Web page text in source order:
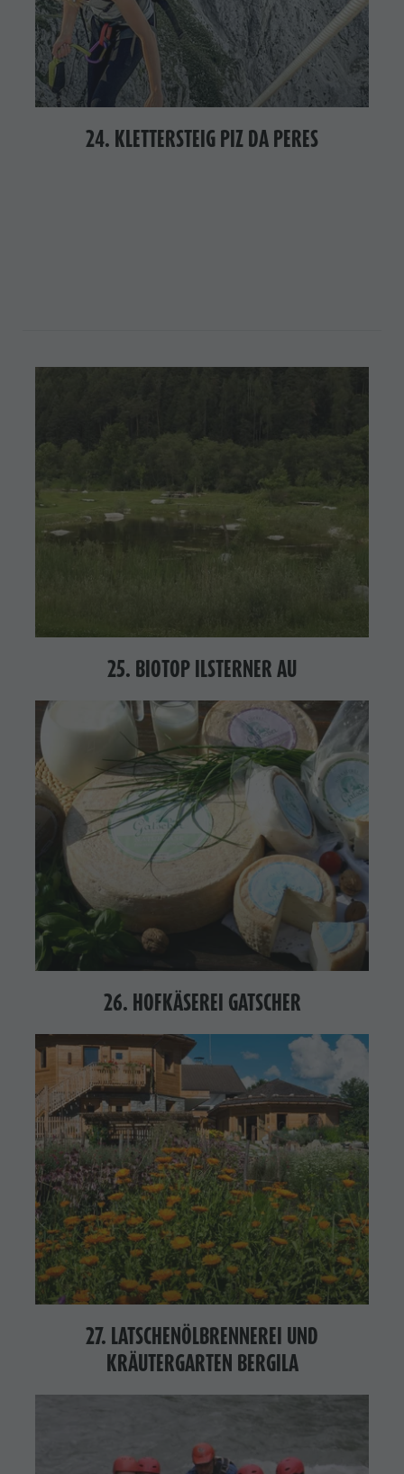
24. KLETTERSTEIG PIZ DA PERES
25. BIOTOP ILSTERNER AU
26. HOFKÄSEREI GATSCHER
27. LATSCHENÖLBRENNEREI UND
KRÄUTERGARTEN BERGILA